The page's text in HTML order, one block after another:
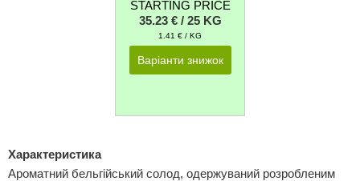
STARTING PRICE
35.23 € / 25 KG
1.41 € / KG
Варіанти знижок
Характеристика
Ароматний бельгійський солод, одержуваний розробленим